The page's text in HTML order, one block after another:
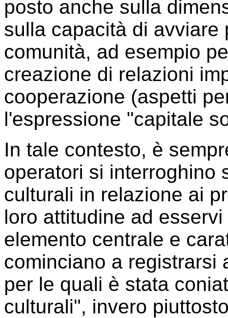
posto anche sulla
sulla capacità di avviare
comunità, ad esempio
creazione di relazioni
cooperazione (aspetti
l'espressione "capitale
In tale contesto, è
operatori si interroghino
culturali in relazione ai
loro attitudine ad
elemento centrale e
cominciano a registrarsi
per le quali è stata
culturali", invero